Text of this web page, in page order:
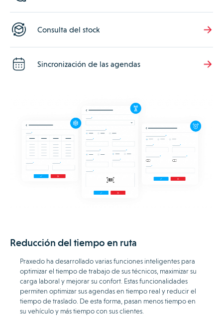
Consulta del stock
Sincronización de las agendas
Reducción del tiempo en ruta
Praxedo ha desarrollado varias funciones inteligentes para
optimizar el tiempo de trabajo de sus técnicos, maximizar su
carga laboral y mejorar su confort. Estas funcionalidades
permiten optimizar sus agendas en tiempo real y reducir el
tiempo de traslado. De esta forma, pasan menos tiempo en
su vehículo y más tiempo con sus clientes.